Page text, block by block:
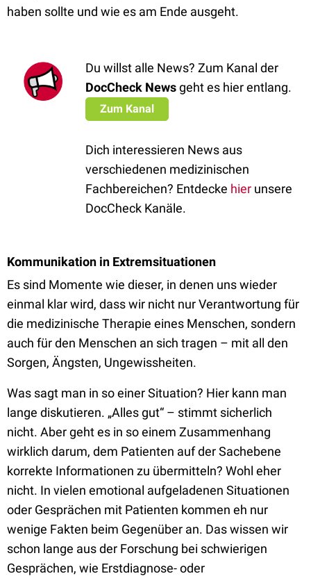
haben sollte und wie es am Ende ausgeht.
Du willst alle News? Zum Kanal der
DocCheck Newsgeht es hier entlang.
Zum Kanal
Dich interessieren News aus
verschiedenen medizinischen
Fachbereichen? Entdecke hier unsere
DocCheck Kanäle.
Kommunikation in Extremsituationen
Es sind Momente wie dieser, in denen uns wieder
einmal klar wird, dass wir nicht nur Verantwortung für
die medizinische Therapie eines Menschen, sondern
auch für den Menschen an sich tragen – mit all den
Sorgen, Ängsten, Ungewissheiten.
Was sagt man in so einer Situation? Hier kann man
lange diskutieren. „Alles gut“ – stimmt sicherlich
nicht. Aber geht es in so einem Zusammenhang
wirklich darum, dem Patienten auf der Sachebene
korrekte Informationen zu übermitteln? Wohl eher
nicht. In vielen emotional aufgeladenen Situationen
oder Gesprächen mit Patienten kommen eh nur
wenige Fakten beim Gegenüber an. Das wissen wir
schon lange aus der Forschung bei schwierigen
Gesprächen, wie Erstdiagnose- oder